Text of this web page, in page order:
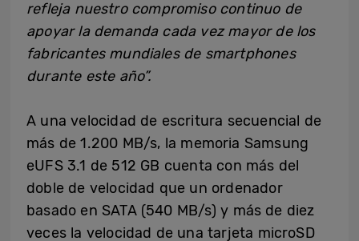
refleja nuestro compromiso continuo de
apoyar la demanda cada vez mayor de los
fabricantes mundiales de smartphones
durante este año”.
A una velocidad de escritura secuencial de
más de 1.200 MB/s, la memoria Samsung
eUFS 3.1 de 512 GB cuenta con más del
doble de velocidad que un ordenador
basado en SATA (540 MB/s) y más de diez
veces la velocidad de una tarjeta microSD